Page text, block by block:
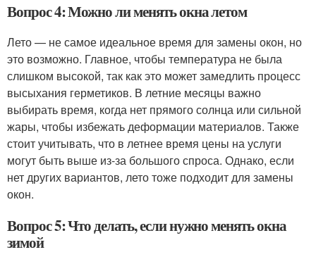
Вопрос 4: Можно ли менять окна летом
Лето — не самое идеальное время для замены окон, но
это возможно. Главное, чтобы температура не была
слишком высокой, так как это может замедлить процесс
высыхания герметиков. В летние месяцы важно
выбирать время, когда нет прямого солнца или сильной
жары, чтобы избежать деформации материалов. Также
стоит учитывать, что в летнее время цены на услуги
могут быть выше из-за большого спроса. Однако, если
нет других вариантов, лето тоже подходит для замены
окон.
Вопрос 5: Что делать, если нужно менять окна
зимой